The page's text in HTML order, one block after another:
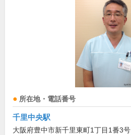
所在地・電話番号
千里中央駅
大阪府豊中市新千里東町1丁目1番3号